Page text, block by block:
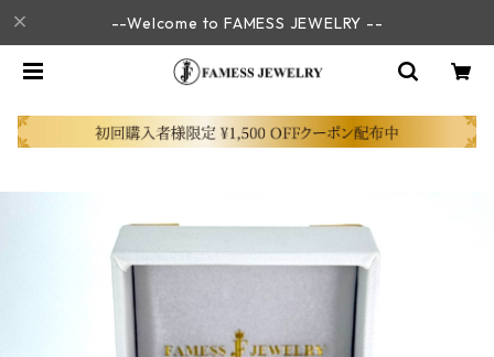
--Welcome to FAMESS JEWELRY --